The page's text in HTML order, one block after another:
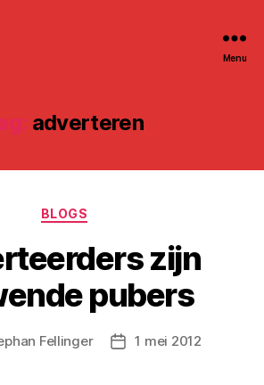
Menu
adverteren
Categorieën
BLOGS
zijn
pubers
Fellinger Berichtdatum
1 mei 2012